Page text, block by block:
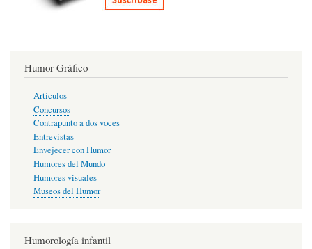
Humor Gráfico
Artículos
Concursos
Contrapunto a dos voces
Entrevistas
Envejecer con Humor
Humores del Mundo
Humores visuales
Museos del Humor
Humorología infantil